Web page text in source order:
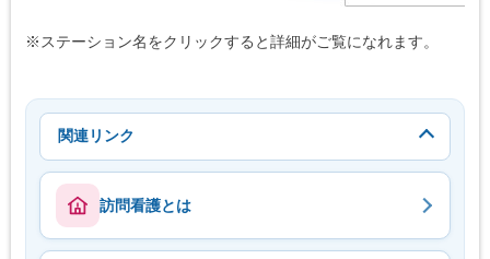
関連リンク
訪問看護とは
※ステーション名をクリックすると詳細がご覧になれます。